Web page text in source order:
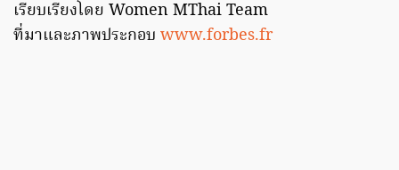
เรียบเรียงโดย Women MThai Team
ที่มาและภาพประกอบ www.forbes.fr